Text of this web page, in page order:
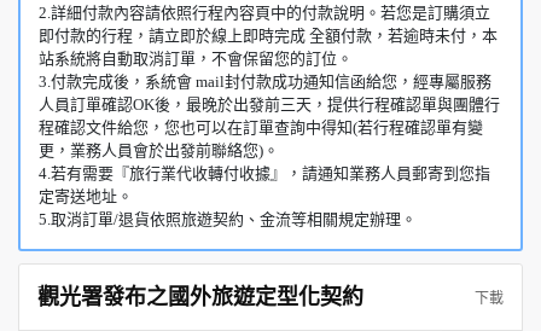
2.詳細付款內容請依照行程內容頁中的付款說明。若您是訂購須立
即付款的行程，請立即於線上即時完成 全額付款，若逾時未付，本
站系統將自動取消訂單，不會保留您的訂位。
3.付款完成後，系統會 mail封付款成功通知信函給您，經專屬服務
人員訂單確認OK後，最晚於出發前三天，提供行程確認單與團體行
程確認文件給您，您也可以在訂單查詢中得知(若行程確認單有變
更，業務人員會於出發前聯絡您)。
4.若有需要『旅行業代收轉付收據』，請通知業務人員郵寄到您指
定寄送地址。
5.取消訂單/退貨依照旅遊契約、金流等相關規定辦理。
觀光署發布之國外旅遊定型化契約 下載